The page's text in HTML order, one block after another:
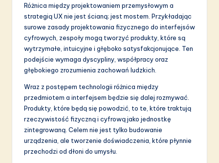
Różnica między projektowaniem przemysłowym a
strategią UX nie jest ścianą; jest mostem. Przykładając
surowe zasady projektowania fizycznego do interfejsów
cyfrowych, zespoły mogą tworzyć produkty, które są
wytrzymałe, intuicyjne i głęboko satysfakcjonujące. Ten
podejście wymaga dyscypliny, współpracy oraz
głębokiego zrozumienia zachowań ludzkich.
Wraz z postępem technologii różnica między
przedmiotem a interfejsem będzie się dalej rozmywać.
Produkty, które będą się powodzić, to te, które traktują
rzeczywistość fizyczną i cyfrową jako jednostkę
zintegrowaną. Celem nie jest tylko budowanie
urządzenia, ale tworzenie doświadczenia, które płynnie
przechodzi od dłoni do umysłu.